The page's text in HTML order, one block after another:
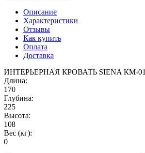
Описание
Характеристики
Отзывы
Как купить
Оплата
Доставка
ИНТЕРЬЕРНАЯ КРОВАТЬ SIENA КМ-01
Длина:
170
Глубина:
225
Высота:
108
Вес (кг):
0